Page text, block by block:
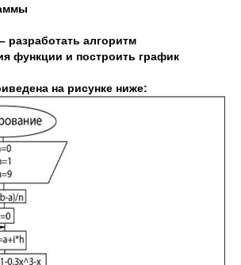
разработать алгоритм
функции и построить график
на рисунке ниже: